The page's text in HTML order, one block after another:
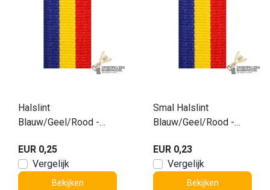
Halslint
Blauw/Geel/Rood -
EUR 0,25
Vergelijk
Bekijken
Smal Halslint
Blauw/Geel/Rood -
EUR 0,23
Vergelijk
Bekijken